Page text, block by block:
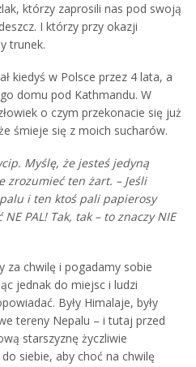
którzy zaprosili nas pod swoją
I którzy przy okazji
trunek.
kiedyś w Polsce przez 4 lata, a
domu pod Kathmandu. W
o czym przekonacie się już
śmieje się z moich sucharów.
Myślę, że jesteś jedyną
zrozumieć ten żart. – Jeśli
i ten ktoś pali papierosy
PAL! Tak, tak – to znaczy NIE
za chwilę i pogadamy sobie
jednak do miejsc i ludzi
Były Himalaje, były
tereny Nepalu – i tutaj przed
starszyznę życzliwie
siebie, aby choć na chwilę